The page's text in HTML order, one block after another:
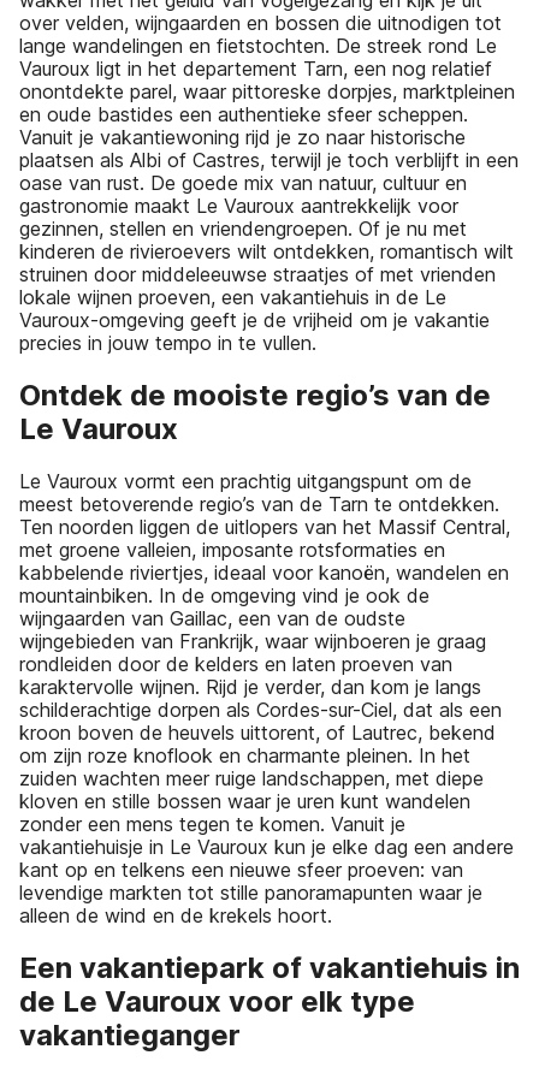
over velden, wijngaarden en bossen die uitnodigen tot
lange wandelingen en fietstochten. De streek rond Le
Vauroux ligt in het departement Tarn, een nog relatief
onontdekte parel, waar pittoreske dorpjes, marktpleinen
en oude bastides een authentieke sfeer scheppen.
Vanuit je vakantiewoning rijd je zo naar historische
plaatsen als Albi of Castres, terwijl je toch verblijft in een
oase van rust. De goede mix van natuur, cultuur en
gastronomie maakt Le Vauroux aantrekkelijk voor
gezinnen, stellen en vriendengroepen. Of je nu met
kinderen de rivieroevers wilt ontdekken, romantisch wilt
struinen door middeleeuwse straatjes of met vrienden
lokale wijnen proeven, een vakantiehuis in de Le
Vauroux-omgeving geeft je de vrijheid om je vakantie
precies in jouw tempo in te vullen.
Ontdek de mooiste regio’s van de
Le Vauroux
Le Vauroux vormt een prachtig uitgangspunt om de
meest betoverende regio’s van de Tarn te ontdekken.
Ten noorden liggen de uitlopers van het Massif Central,
met groene valleien, imposante rotsformaties en
kabbelende riviertjes, ideaal voor kanoën, wandelen en
mountainbiken. In de omgeving vind je ook de
wijngaarden van Gaillac, een van de oudste
wijngebieden van Frankrijk, waar wijnboeren je graag
rondleiden door de kelders en laten proeven van
karaktervolle wijnen. Rijd je verder, dan kom je langs
schilderachtige dorpen als Cordes-sur-Ciel, dat als een
kroon boven de heuvels uittorent, of Lautrec, bekend
om zijn roze knoflook en charmante pleinen. In het
zuiden wachten meer ruige landschappen, met diepe
kloven en stille bossen waar je uren kunt wandelen
zonder een mens tegen te komen. Vanuit je
vakantiehuisje in Le Vauroux kun je elke dag een andere
kant op en telkens een nieuwe sfeer proeven: van
levendige markten tot stille panoramapunten waar je
alleen de wind en de krekels hoort.
Een vakantiepark of vakantiehuis in
de Le Vauroux voor elk type
vakantieganger